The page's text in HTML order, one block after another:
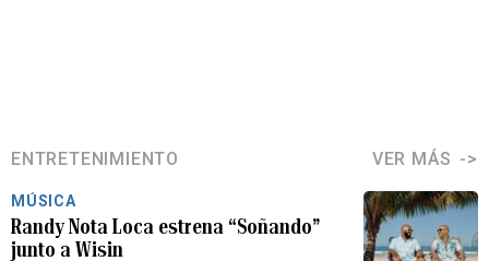
ENTRETENIMIENTO VER MÁS
MÚSICA
Randy Nota Loca estrena “Soñando”
junto a Wisin